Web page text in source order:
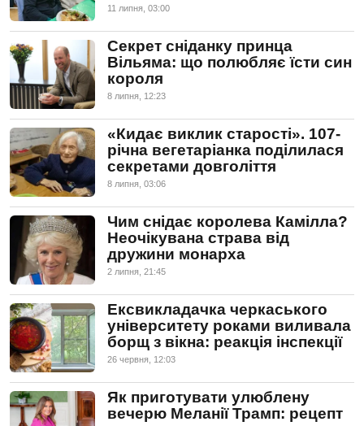
11 липня, 03:00
Секрет сніданку принца
Вільяма: що полюбляє їсти син
короля
8 липня, 12:23
«Кидає виклик старості». 107-
річна вегетаріанка поділилася
секретами довголіття
8 липня, 03:06
Чим снідає королева Камілла?
Неочікувана страва від
дружини монарха
2 липня, 21:45
Ексвикладачка черкаського
університету роками виливала
борщ з вікна: реакція інспекції
26 червня, 12:03
Як приготувати улюблену
вечерю Меланії Трамп: рецепт